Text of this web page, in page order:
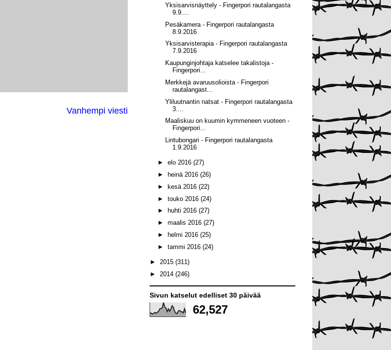
Vanhempi viesti
Yksisarvisnäyttely - Fingerpori rautalangasta
9.9....
Pesäkamera - Fingerpori rautalangasta
8.9.2016
Yksisarvisterapia - Fingerpori rautalangasta
7.9.2016
Kaupunginjohtaja katselee takalistoja -
Fingerpori...
Merkkejä avaruusolioista - Fingerpori
rautalangast...
Yliluutnantin natsat - Fingerpori rautalangasta
3....
Maaliskuu on kuumin kymmeneen vuoteen -
Fingerpori...
Lintubongari - Fingerpori rautalangasta
1.9.2016
► elo 2016 (27)
►
heinä 2016 (26)
►
kesä 2016 (22)
► touko 2016 (24)
►
huhti 2016 (27)
► maalis 2016 (27)
►
helmi 2016 (25)
► tammi 2016 (24)
► 2015 (311)
► 2014 (246)
Sivun katselut edelliset 30 päivää
62,527